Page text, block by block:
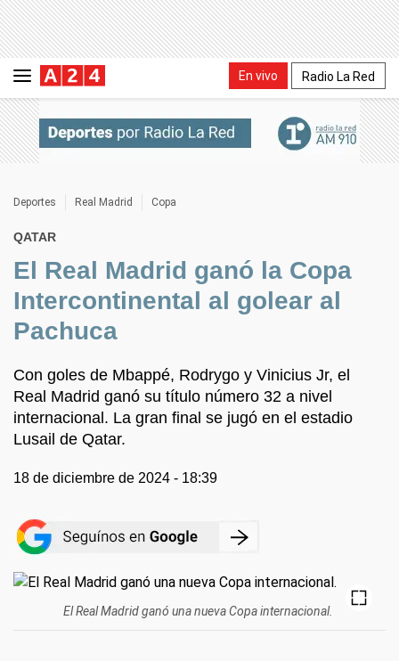
En vivo Radio La Red
Deportes Real Madrid Copa
QATAR
El Real Madrid ganó la Copa
Intercontinental al golear al
Pachuca
Con goles de Mbappé, Rodrygo y Vinicius Jr, el
Real Madrid ganó su título número 32 a nivel
internacional. La gran final se jugó en el estadio
Lusail de Qatar.
18 de diciembre de 2024 - 18:39
El Real Madrid ganó una nueva Copa internacional.